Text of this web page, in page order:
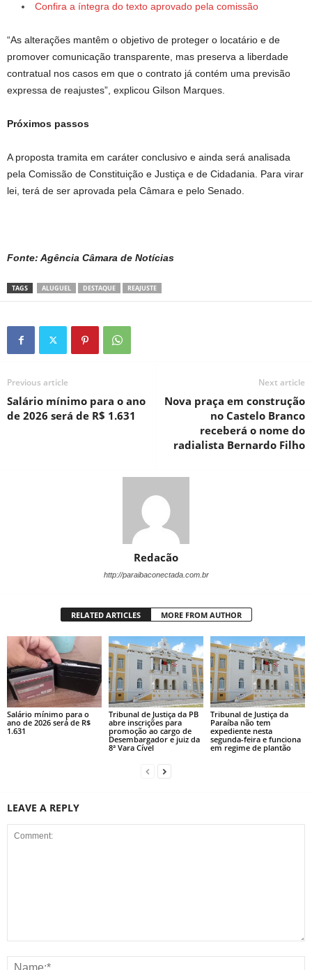
Confira a íntegra do texto aprovado pela comissão
“As alterações mantêm o objetivo de proteger o locatário e de
promover comunicação transparente, mas preserva a liberdade
contratual nos casos em que o contrato já contém uma previsão
expressa de reajustes”, explicou Gilson Marques.
Próximos passos
A proposta tramita em caráter conclusivo e ainda será analisada
pela Comissão de Constituição e Justiça e de Cidadania. Para virar
lei, terá de ser aprovada pela Câmara e pelo Senado.
Fonte: Agência Câmara de Notícias
TAGS ALUGUEL DESTAQUE REAJUSTE
Previous article
Salário mínimo para o ano
de 2026 será de R$ 1.631
Next article
Nova praça em construção
no Castelo Branco
receberá o nome do
radialista Bernardo Filho
Redacão
http://paraibaconectada.com.br
RELATED ARTICLES MORE FROM AUTHOR
Salário mínimo para o
ano de 2026 será de R$
1.631
Tribunal de Justiça da PB
abre inscrições para
promoção ao cargo de
Desembargador e juiz da
8ª Vara Cível
Tribunal de Justiça da
Paraíba não tem
expediente nesta
segunda-feira e funciona
em regime de plantão
LEAVE A REPLY